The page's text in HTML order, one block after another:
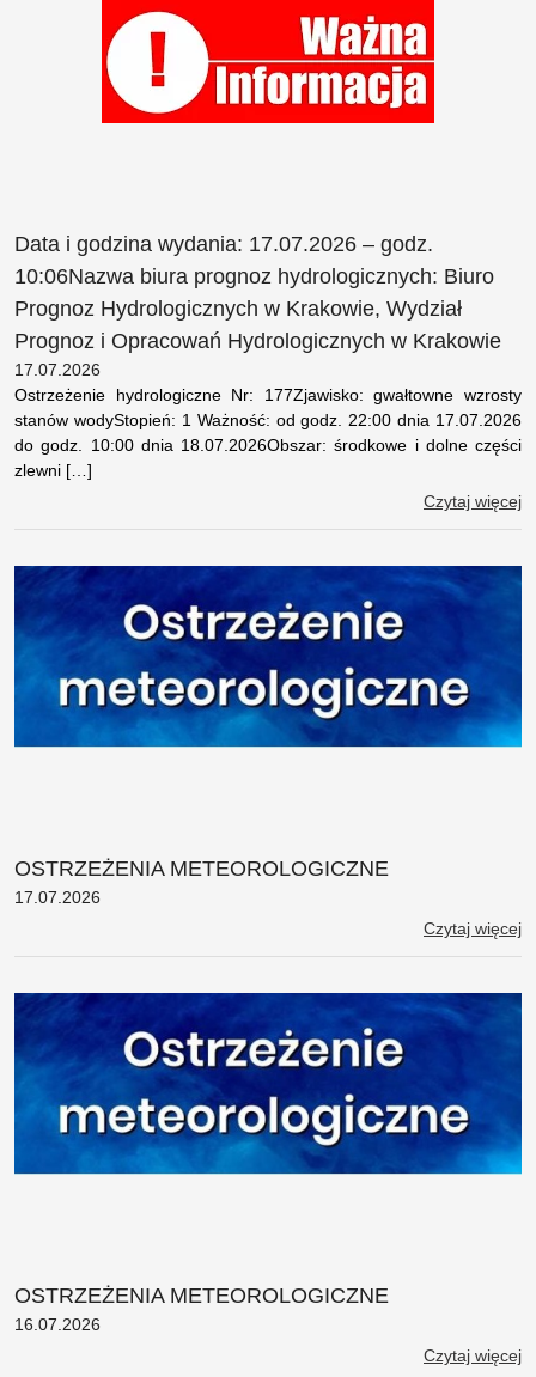
Data i godzina wydania: 17.07.2026 – godz.
10:06Nazwa biura prognoz hydrologicznych: Biuro
Prognoz Hydrologicznych w Krakowie, Wydział
Prognoz i Opracowań Hydrologicznych w Krakowie
17.07.2026
Ostrzeżenie hydrologiczne Nr: 177Zjawisko: gwałtowne wzrosty
stanów wodyStopień: 1 Ważność: od godz. 22:00 dnia 17.07.2026
do godz. 10:00 dnia 18.07.2026Obszar: środkowe i dolne części
zlewni […]
Czytaj więcej
OSTRZEŻENIA METEOROLOGICZNE
17.07.2026
Czytaj więcej
OSTRZEŻENIA METEOROLOGICZNE
16.07.2026
Czytaj więcej